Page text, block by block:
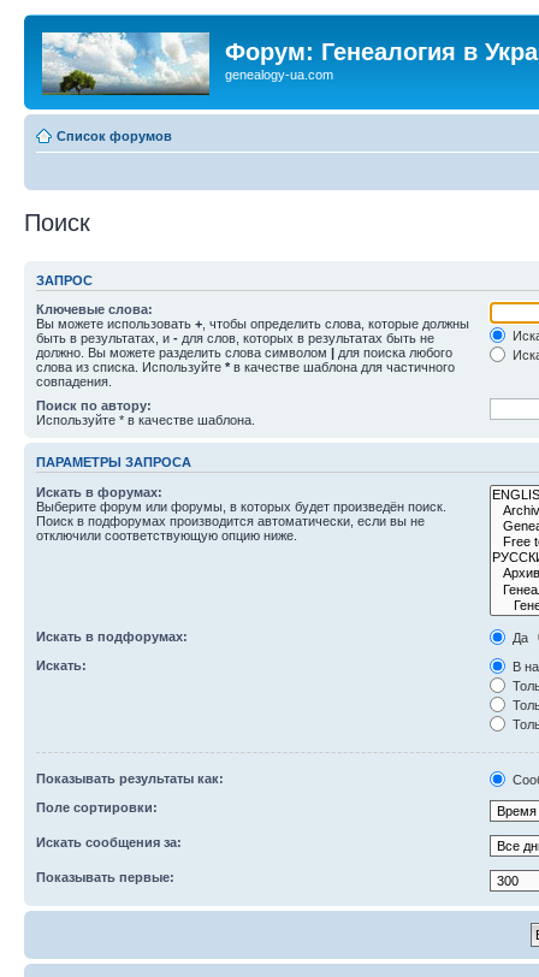
Форум: Генеалогия в
genealogy-ua.com
Список форумов
Поиск
ЗАПРОС
Ключевые слова:
Вы можете использовать + , чтобы определить слова, которые должны
быть в результатах, и - для слов, которых в результатах быть не
должно. Вы можете разделить слова символом | для поиска любого
слова из списка. Используйте * в качестве шаблона для частичного
совпадения.
Поиск по автору:
Используйте * в качестве шаблона.
ПАРАМЕТРЫ ЗАПРОСА
Искать в форумах:
Выберите форум или форумы, в которых будет произведён поиск.
Поиск в подфорумах производится автоматически, если вы не
отключили соответствующую опцию ниже.
Искать в подфорумах:
Да
Искать:
В
Показывать результаты как:
Поле сортировки:
Искать сообщения за:
Показывать первые: